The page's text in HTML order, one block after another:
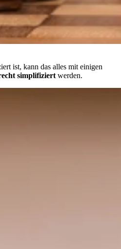
ist, kann das alles mit einigen
simplifiziert werden.